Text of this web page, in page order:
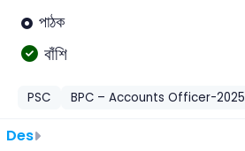
পাঠক
বাঁশি
PSC BPC – Accounts Officer-2025
Des